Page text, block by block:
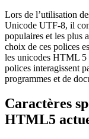
Lors de l’utilisation
Unicode UTF-8, il
populaires et les plus
choix de ces polices
les unicodes HTML 5
polices interagissent
programmes et de
Caractères
HTML5